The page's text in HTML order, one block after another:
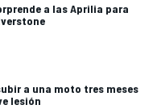
a las Aprilia para
a una moto tres meses
lesión